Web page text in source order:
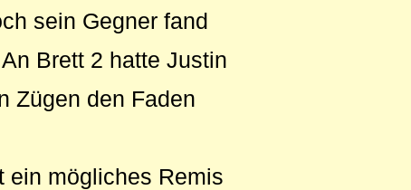
sein Gegner fand
Brett 2 hatte Justin
Zügen den Faden
ein mögliches Remis